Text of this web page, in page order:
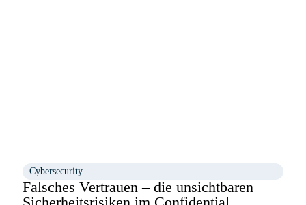
Cybersecurity
Falsches Vertrauen – die unsichtbaren